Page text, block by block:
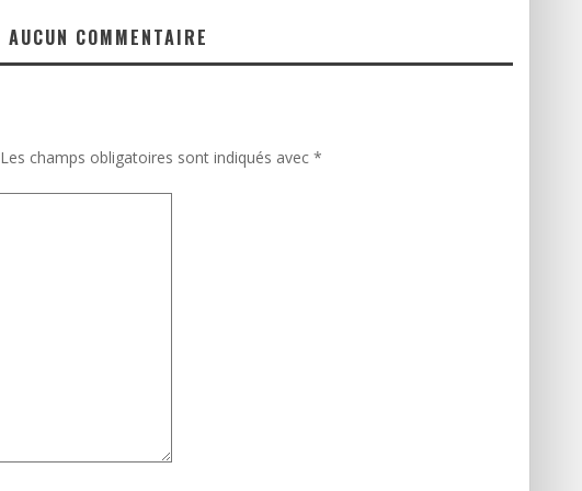
AUCUN COMMENTAIRE
Les champs obligatoires sont indiqués avec *